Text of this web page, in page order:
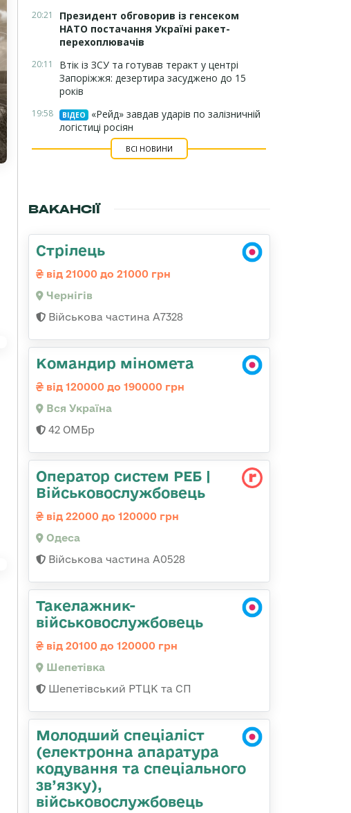
20:21
Президент обговорив із генсеком
НАТО постачання Україні ракет-
перехоплювачів
20:11
Втік із ЗСУ та готував теракт у центрі
Запоріжжя: дезертира засуджено до 15
років
19:58 ВІДЕО
«Рейд» завдав ударів по залізничній
логістиці росіян
ВСІ НОВИНИ
ВАКАНСІЇ
Стрілець
від 21000 до 21000 грн
Чернігів
Військова частина А7328
Командир міномета
від 120000 до 190000 грн
Вся Україна
42 ОМБр
Оператор систем РЕБ |
Військовослужбовець
від 22000 до 120000 грн
Одеса
Військова частина А0528
Такелажник-
військовослужбовець
від 20100 до 120000 грн
Шепетівка
Шепетівський РТЦК та СП
Молодший спеціаліст
(електронна апаратура
кодування та спеціального
зв’язку),
військовослужбовець